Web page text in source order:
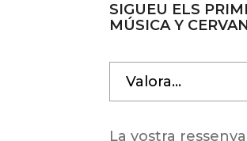
SIGUEU ELS
MÚSICA Y
La vostra